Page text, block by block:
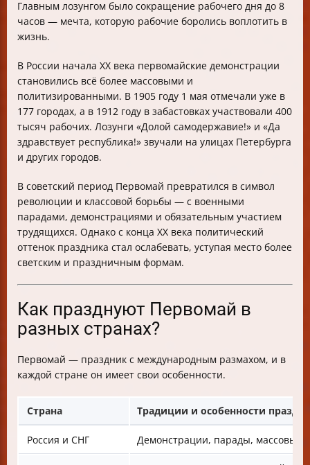
Главным лозунгом было сокращение рабочего дня до 8
часов — мечта, которую рабочие боролись воплотить в
жизнь.
В России начала XX века первомайские демонстрации
становились всё более массовыми и
политизированными. В 1905 году 1 мая отмечали уже в
177 городах, а в 1912 году в забастовках участвовали 400
тысяч рабочих. Лозунги «Долой самодержавие!» и «Да
здравствует республика!» звучали на улицах Петербурга
и других городов.
В советский период Первомай превратился в символ
революции и классовой борьбы — с военными
парадами, демонстрациями и обязательным участием
трудящихся. Однако с конца XX века политический
оттенок праздника стал ослабевать, уступая место более
светским и праздничным формам.
Как празднуют Первомай в
разных странах?
Первомай — праздник с международным размахом, и в
каждой стране он имеет свои особенности.
Страна Традиции и особенности
Россия и СНГ Демонстрации, парады, массовые